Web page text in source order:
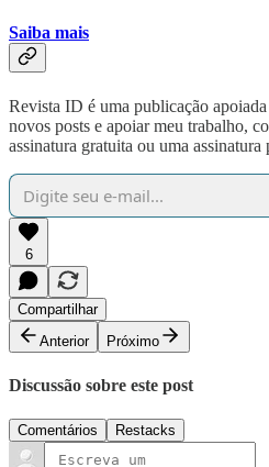
Saiba mais
Revista ID é uma publicação
novos posts e apoiar meu trabalho,
assinatura gratuita ou uma assinatura
6
Compartilhar
Anterior
Próximo
Discussão sobre este post
Comentários Restacks